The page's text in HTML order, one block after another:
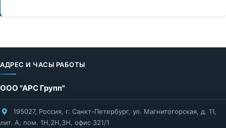
АДРЕС И ЧАСЫ РАБОТЫ
ООО "АРС Групп"
195027, Россия, г. Санкт-Петербург, ул. Магнитогорская, д. 11,
лит. А, пом. 1Н,2Н,3Н, офис 321/1